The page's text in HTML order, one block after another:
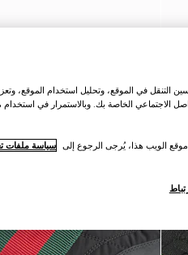
التنقل في الموقع، وتحليل استخدام الموقع،
الاجتماعي الخاصة بك. وبالاستمرار في استخدام
الويب هذا، يُرجى الرجوع إلى سياسة ملفات